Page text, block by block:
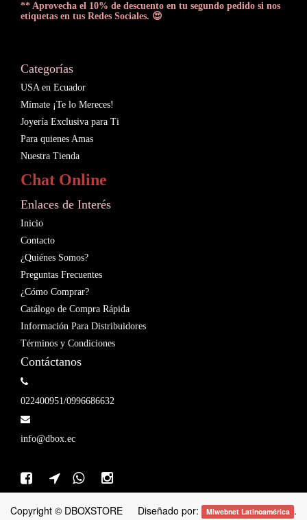
** Aprovecha el 10% de descuento en tu segundo pedido si nos
etiquetas en tus Redes Sociales. 😍
Categorías
USA en Ecuador
Mímate ¡Te lo Mereces!
Joyería Exclusiva para Ti
Para quienes Amas
Nuestra Tienda
Chat Online
Enlaces de Interés
Inicio
Contacto
¿Quiénes Somos?
Preguntas Frecuentes
¿Cómo Comprar?
Catálogo de Compra Rápida
Información Para Distribuidores
Términos y Condiciones
Contáctanos
022400951/0996686632
info@dbox.ec
Diseñado por: Miwebnet Latinoamérica .
Copyright © DBOXSTORE